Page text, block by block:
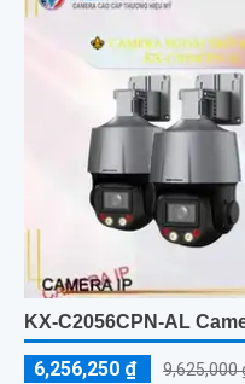
KX-C2056CPN-AL
6,256,250 ₫ 9,625,000